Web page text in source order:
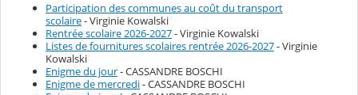
Participation des communes au coût du transport
scolaire- Virginie Kowalski
Rentrée scolaire 2026-2027- Virginie Kowalski
Listes de fournitures scolaires rentrée 2026-2027- Virginie
Kowalski
Enigme du jour- CASSANDRE BOSCHI
Enigme de mercredi- CASSANDRE BOSCHI